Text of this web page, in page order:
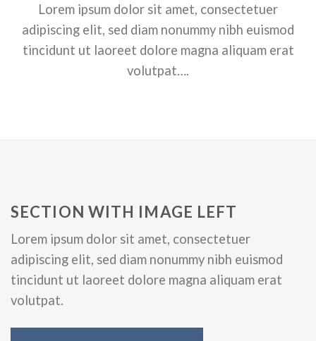
Lorem ipsum dolor sit amet, consectetuer
adipiscing elit, sed diam nonummy nibh euismod
tincidunt ut laoreet dolore magna aliquam erat
volutpat….
SECTION WITH IMAGE LEFT
Lorem ipsum dolor sit amet, consectetuer
adipiscing elit, sed diam nonummy nibh euismod
tincidunt ut laoreet dolore magna aliquam erat
volutpat.